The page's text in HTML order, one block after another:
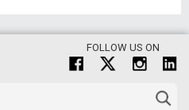
FOLLOW US ON